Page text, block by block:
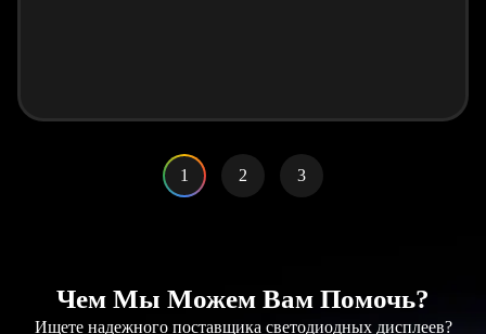
1 2 3
Чем Мы Можем Вам Помочь?
Ищете надежного поставщика светодиодных дисплеев?